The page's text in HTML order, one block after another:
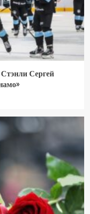
Сергей